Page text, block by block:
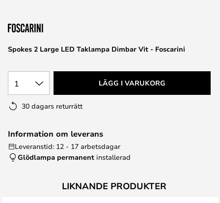
Spokes 2 Large LED Taklampa Dimbar Vit - Foscarini
1 LÄGG I VARUKORG
30 dagars returrätt
Information om leverans
Leveranstid: 12 - 17 arbetsdagar
Glödlampa permanent installerad
LIKNANDE PRODUKTER